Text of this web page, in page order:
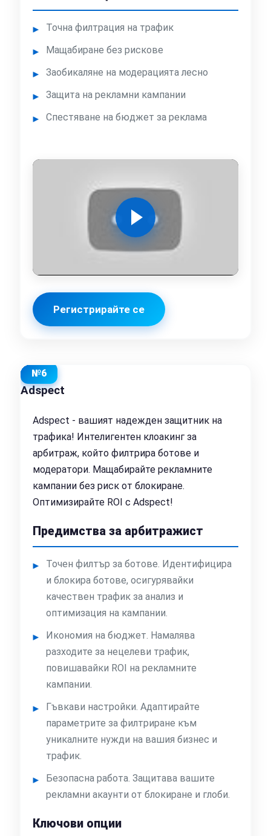
Точна филтрация на трафик
Мащабиране без рискове
Заобикаляне на модерацията лесно
Защита на рекламни кампании
Спестяване на бюджет за реклама
Регистрирайте се
№6
Adspect
Adspect - вашият надежден защитник на
трафика! Интелигентен клоакинг за
арбитраж, който филтрира ботове и
модератори. Мащабирайте рекламните
кампании без риск от блокиране.
Оптимизирайте ROI с Adspect!
Предимства за арбитражист
Точен филтър за ботове. Идентифицира
и блокира ботове, осигурявайки
качествен трафик за анализ и
оптимизация на кампании.
Икономия на бюджет. Намалява
разходите за нецелеви трафик,
повишавайки ROI на рекламните
кампании.
Гъвкави настройки. Адаптирайте
параметрите за филтриране към
уникалните нужди на вашия бизнес и
трафик.
Безопасна работа. Защитава вашите
рекламни акаунти от блокиране и глоби.
Ключови опции